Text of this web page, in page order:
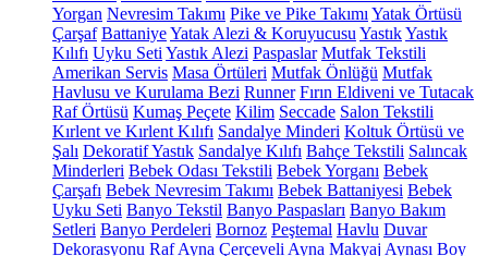
Yorgan Nevresim Takımı Pike ve Pike Takımı Yatak Örtüsü
Çarşaf BattaniyeYatak Alezi & Koruyucusu YastıkYastık
Kılıfı Uyku Seti Yastık Alezi Paspaslar Mutfak Tekstili
Amerikan Servis Masa Örtüleri Mutfak Önlüğü Mutfak
Havlusu ve Kurulama Bezi Runner Fırın Eldiveni ve Tutacak
Raf Örtüsü Kumaş Peçete Kilim Seccade Salon Tekstili
Kırlent ve Kırlent Kılıfı Sandalye Minderi Koltuk Örtüsü ve
Şalı Dekoratif Yastık Sandalye Kılıfı Bahçe Tekstili Salıncak
Minderleri Bebek Odası Tekstili Bebek Yorganı Bebek
Çarşafı Bebek Nevresim Takımı Bebek Battaniyesi Bebek
Uyku Seti Banyo Tekstil Banyo Paspasları Banyo Bakım
Setleri Banyo Perdeleri Bornoz Peştemal Havlu Duvar
Dekorasyonu Raf Ayna Çerçeveli Ayna Makyaj Aynası Boy